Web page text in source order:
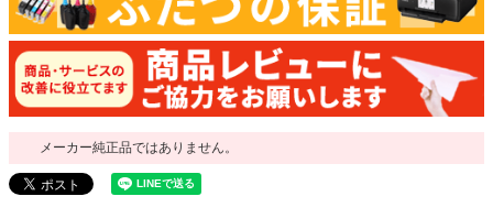
メーカー純正品ではありません。